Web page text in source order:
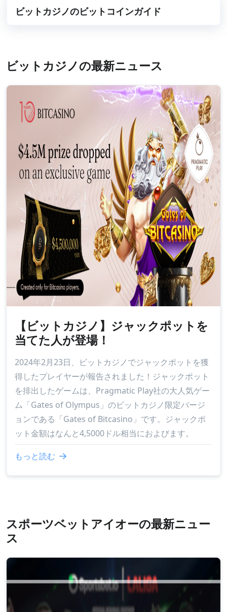
ビットカジノのビットコインガイド
ビットカジノの最新ニュース
【ビットカジノ】ジャックポットを
当てた人が登場！
2024年2月23日、ビットカジノでジャックポットを獲
得したプレイヤーが報告されました！ジャックポット
を排出したゲームは、Pragmatic Play社の大人気ゲー
ム「Gates of Olympus」のビットカジノ限定バージ
ョンである「Gates of Bitcasino」です。ジャックポ
ット金額はなんと4,5000ドル相当におよびます。
もっと読む
スポーツベットアイオーの最新ニュー
ス